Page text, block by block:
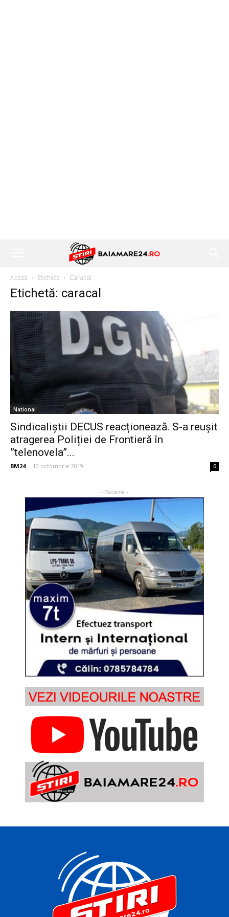
Acasă Etichete Caracal
Etichetă: caracal
National
Sindicaliștii DECUS reacționează. S-a reușit
atragerea Poliției de Frontieră în
”telenovela”...
BM24 - 10 octombrie 2019 0
- Reclame -